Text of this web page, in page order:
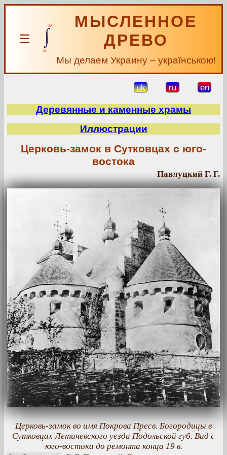
☰
МЫСЛЕННОЕ
ДРЕВО
Мы делаем Украину – українською!
uk ru en
Деревянные и каменные храмы
Иллюстрации
Церковь-замок в Сутковцах с юго-
востока
Павлуцкий Г. Г.
Церковь-замок во имя Покрова Пресв. Богородицы в
Сутковцах Летичевского уезда Подольской губ. Вид с
юго-востока до ремонта конца 19 в.